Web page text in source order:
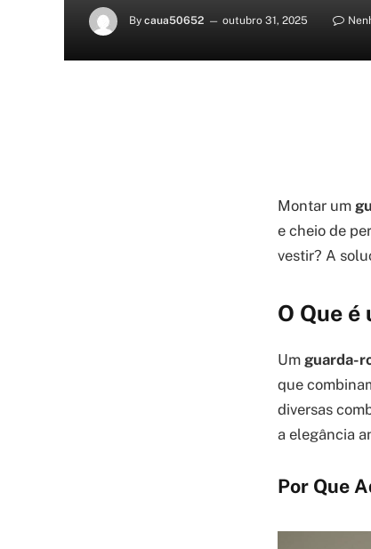
By caua50652 outubro 31, 2025
Montar um
e cheio de
vestir? A
O Que
Um guarda-
que
diversas
a elegância
Por Que